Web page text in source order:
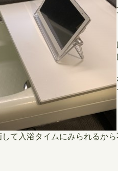
て入浴タイムにみられるか